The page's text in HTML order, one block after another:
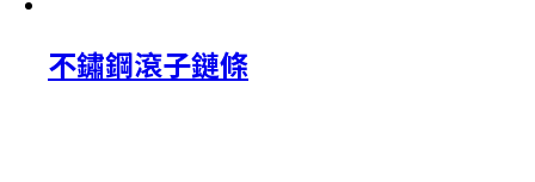
不鏽鋼滾子鏈條